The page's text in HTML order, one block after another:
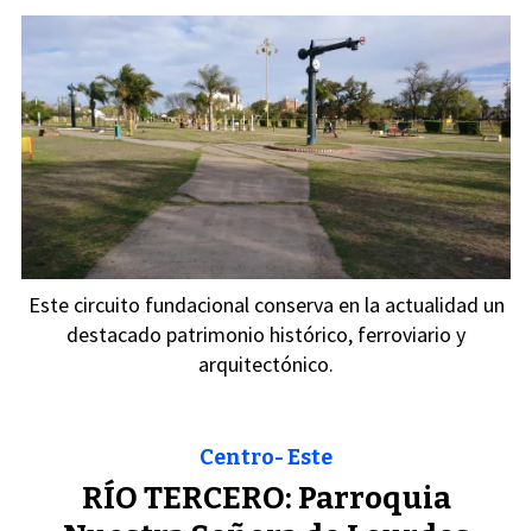
Este circuito fundacional conserva en la actualidad un
destacado patrimonio histórico, ferroviario y
arquitectónico.
RÍO TERCERO: Parroquia
Centro- Este